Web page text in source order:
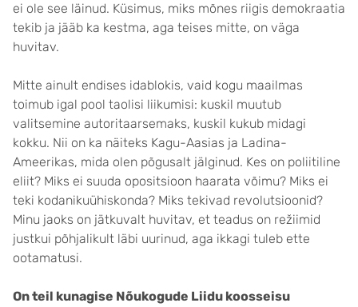
ei ole see läinud. Küsimus, miks mõnes riigis demokraatia
tekib ja jääb ka kestma, aga teises mitte, on väga
huvitav.
Mitte ainult endises idablokis, vaid kogu maailmas
toimub igal pool taolisi liikumisi: kuskil muutub
valitsemine autoritaarsemaks, kuskil kukub midagi
kokku. Nii on ka näiteks Kagu-Aasias ja Ladina-
Ameerikas, mida olen põgusalt jälginud. Kes on poliitiline
eliit? Miks ei suuda opositsioon haarata võimu? Miks ei
teki kodanikuühiskonda? Miks tekivad revolutsioonid?
Minu jaoks on jätkuvalt huvitav, et teadus on režiimid
justkui põhjalikult läbi uurinud, aga ikkagi tuleb ette
ootamatusi.
On teil kunagise Nõukogude Liidu koosseisu